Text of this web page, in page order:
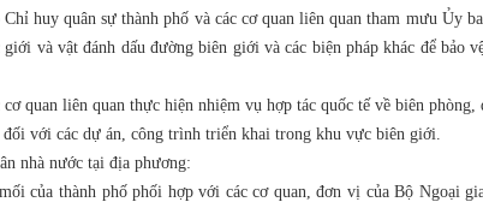
huy quân sự thành phố và các cơ quan liên quan tham mưu Ủy
giới và vật đánh dấu đường biên giới và các biện pháp khác để bảo
quan liên quan thực hiện nhiệm vụ hợp tác quốc tế về biên phòng,
với các dự án, công trình triển khai trong khu vực biên giới.
nhà nước tại địa phương:
của thành phố phối hợp với các cơ quan, đơn vị của Bộ Ngoại